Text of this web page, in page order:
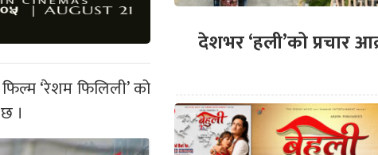
‘रेशम फिलिली’ को
।
देशभर ‘हली’को प्रचार